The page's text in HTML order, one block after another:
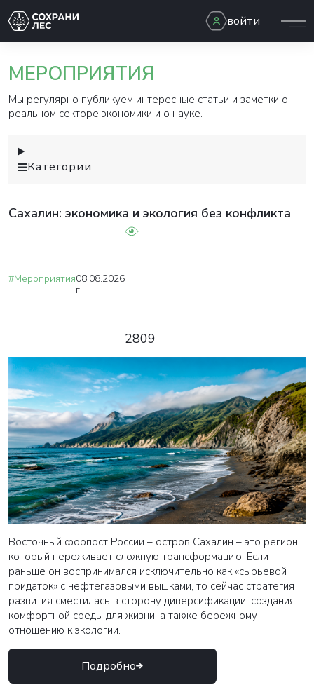
войти
МЕРОПРИЯТИЯ
Мы регулярно публикуем интересные статьи и заметки о
реальном секторе экономики и о науке.
Категории
Сахалин: экономика и экология без конфликта
#Мероприятия08.08.2026
г.
2809
Восточный форпост России – остров Сахалин – это регион,
который переживает сложную трансформацию. Если
раньше он воспринимался исключительно как «сырьевой
придаток» с нефтегазовыми вышками, то сейчас стратегия
развития сместилась в сторону диверсификации, создания
комфортной среды для жизни, а также бережному
отношению к экологии.
Подробно